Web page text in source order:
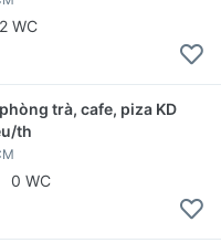
2 WC
trà, cafe, piza KD
th
0 WC